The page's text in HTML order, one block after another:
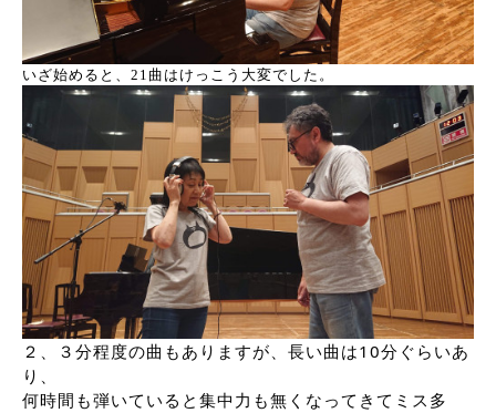
いざ始めると、21曲はけっこう大変でした。
２、３分程度の曲もありますが、長い曲は10分ぐらいあ
り、
何時間も弾いていると集中力も無くなってきてミス多